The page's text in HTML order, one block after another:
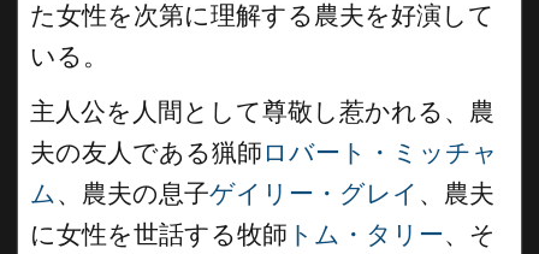
た女性を次第に理解する農夫を好演して
いる。
主人公を人間として尊敬し惹かれる、農
夫の友人である猟師 ロバート・ミッチャ
ム、農夫の息子ゲイリー・グレイ 、農夫
に女性を世話する牧師 トム・タリー、そ